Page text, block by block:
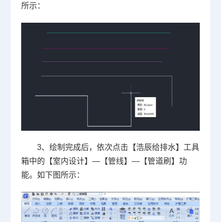
所示：
3、绘制完成后，依次点击【浩辰给排水】工具
箱中的【室内设计】—【管线】—【管道刷】功
能。如下图所示：